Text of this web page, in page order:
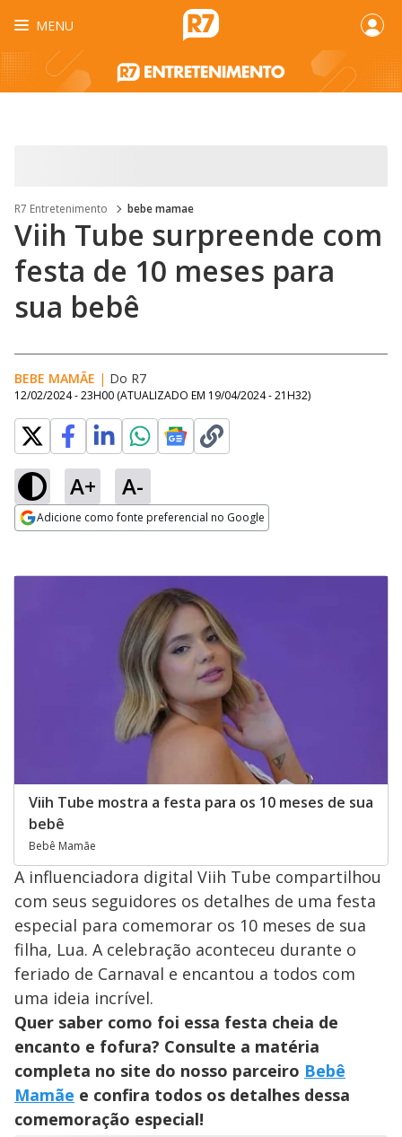
MENU
R7 Entretenimento bebe mamae
Viih Tube surpreende com
festa de 10 meses para
sua bebê
BEBE MAMÃE | Do R7
12/02/2024 - 23H00 (ATUALIZADO EM 19/04/2024 - 21H32)
A+ A-
Adicione como fonte preferencial no Google
Viih Tube mostra a festa para os 10 meses de sua
bebê
Bebê Mamãe
A influenciadora digital Viih Tube compartilhou
com seus seguidores os detalhes de uma festa
especial para comemorar os 10 meses de sua
filha, Lua. A celebração aconteceu durante o
feriado de Carnaval e encantou a todos com
uma ideia incrível.
Quer saber como foi essa festa cheia de
encanto e fofura? Consulte a matéria
completa no site do nosso parceiro Bebê
Mamãe e confira todos os detalhes dessa
comemoração especial!